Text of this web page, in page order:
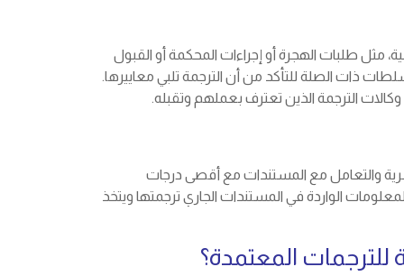
مثل طلبات الهجرة أو إجراءات المحكمة أو القبول
ذات الصلة للتأكد من أن الترجمة تلبي معاييرها.
الترجمة الذين تعترف بعملهم وتقبله.
والتعامل مع المستندات مع أقصى درجات
الواردة في المستندات الجاري ترجمتها ويتخذ
المعتمدة؟